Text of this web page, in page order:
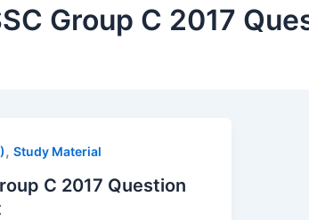
Group C 2017
, Study Material
C 2017 Question